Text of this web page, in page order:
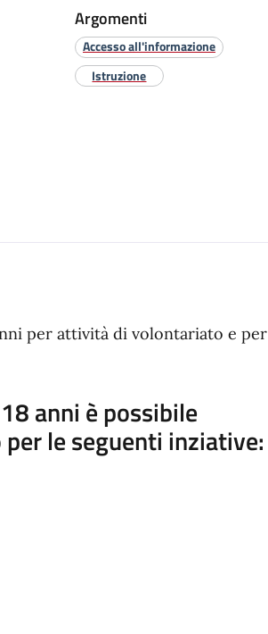
Argomenti
Accesso all'informazione
Istruzione
per attività di volontariato e
anni è possibile
le seguenti inziative: